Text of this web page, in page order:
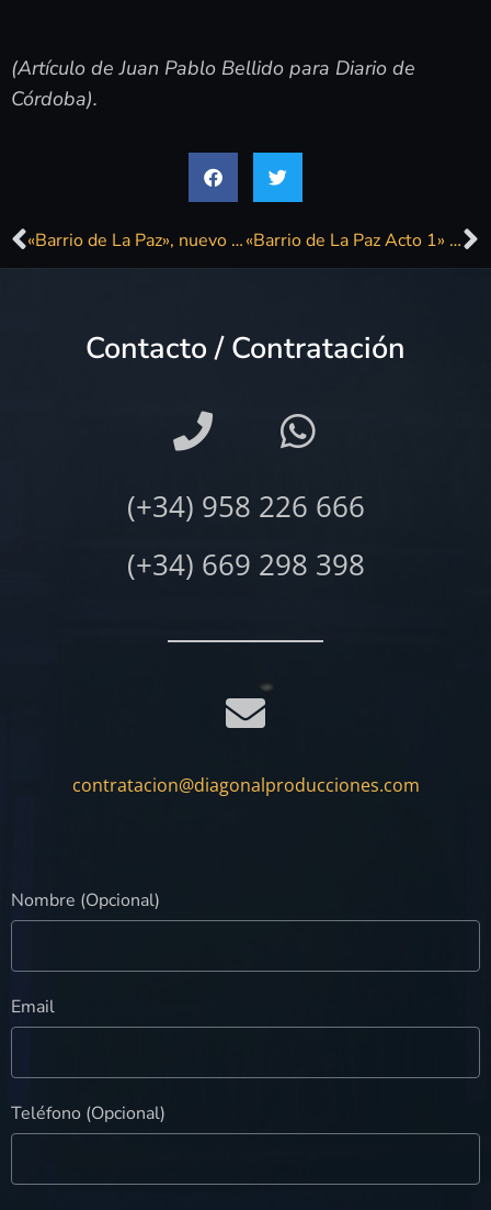
(Artículo de Juan Pablo Bellido para Diario de
Córdoba).
«Barrio de La Paz», nuevo disco y Mambópera «Barrio de La Paz Acto 1» y la mística del tres
Contacto / Contratación
(+34) 958 226 666
(+34) 669 298 398
contratacion@diagonalproducciones.com
Nombre (Opcional)
Email
Teléfono (Opcional)